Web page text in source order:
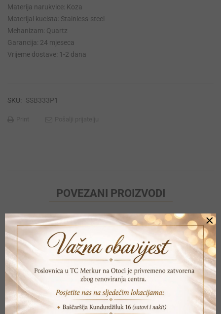
Materija narukvice: Koza
Materijal kucista: Stainless-steel
Mehanizam: Quartz
Garancija: 24 mjeseca
Vrijeme dostave: 1-2 dana
SKU: SSB333P1
POVEZANI PROIZVODI
×